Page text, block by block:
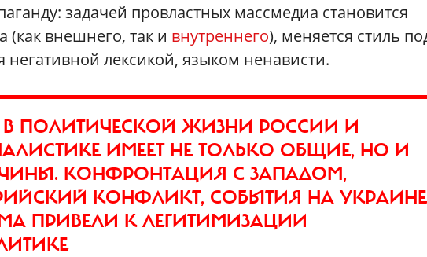
задачей провластных массмедиа становится
(как внешнего, так и внутреннего), меняется стиль
лексикой, языком ненависти.
В ПОЛИТИЧЕСКОЙ ЖИЗНИ РОССИИ И
ИМЕЕТ НЕ ТОЛЬКО ОБЩИЕ, НО И
КОНФРОНТАЦИЯ С ЗАПАДОМ,
КОНФЛИКТ, СОБЫТИЯ НА
ПРИВЕЛИ К ЛЕГИТИМИЗАЦИИ